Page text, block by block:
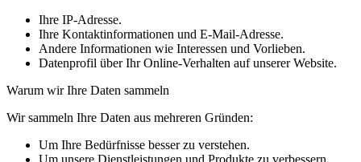
Ihre IP-Adresse.
Ihre Kontaktinformationen und E-Mail-Adresse.
Andere Informationen wie Interessen und Vorlieben.
Datenprofil über Ihr Online-Verhalten auf unserer Website.
Warum wir Ihre Daten sammeln
Wir sammeln Ihre Daten aus mehreren Gründen:
Um Ihre Bedürfnisse besser zu verstehen.
Um unsere Dienstleistungen und Produkte zu verbessern.